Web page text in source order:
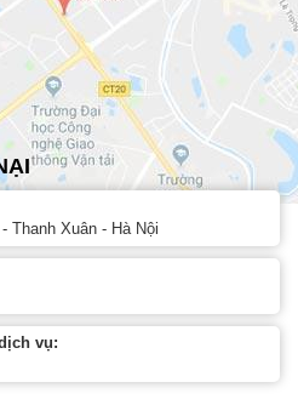
Thanh Xuân - Hà Nội
vụ: